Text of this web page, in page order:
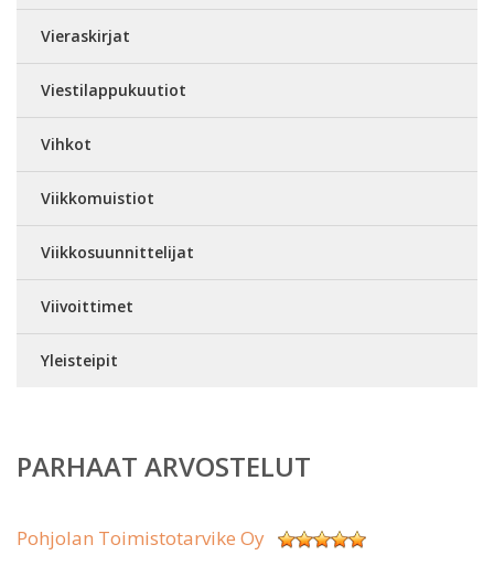
Vieraskirjat
Viestilappukuutiot
Vihkot
Viikkomuistiot
Viikkosuunnittelijat
Viivoittimet
Yleisteipit
PARHAAT ARVOSTELUT
Pohjolan Toimistotarvike Oy